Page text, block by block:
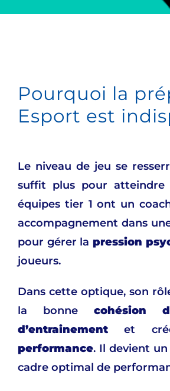
Pourquoi la
Esport est
Le niveau de jeu se
suffit plus pour atteindre
équipes tier 1 ont un
accompagnement dans
pour gérer la pression
joueurs.
Dans cette optique, son
la bonne cohésion
d’entrainementet
performance. Il devient
cadre optimal de